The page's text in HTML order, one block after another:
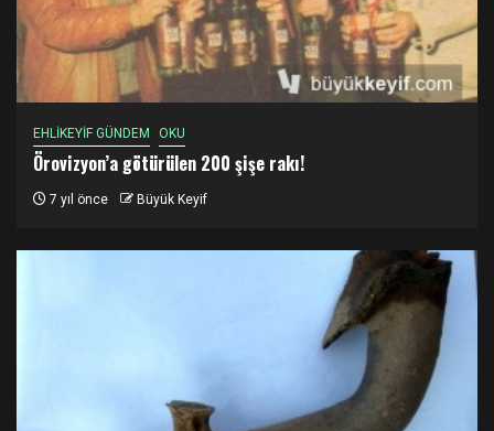
EHLİKEYİF GÜNDEM OKU
Örovizyon’a götürülen 200 şişe rakı!
7 yıl önce Büyük Keyif